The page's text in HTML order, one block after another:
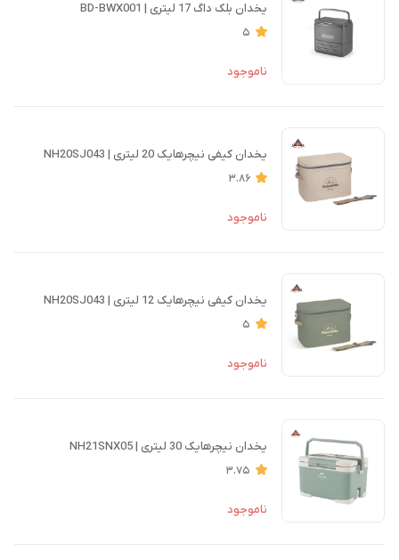
یخدان بلک داگ 17 لیتری | BD-BWX001
5
ناموجود
یخدان کیفی نیچرهایک 20 لیتری | NH20SJ043
3.86
ناموجود
یخدان کیفی نیچرهایک 12 لیتری | NH20SJ043
5
ناموجود
یخدان نیچرهایک 30 لیتری | NH21SNX05
3.75
ناموجود